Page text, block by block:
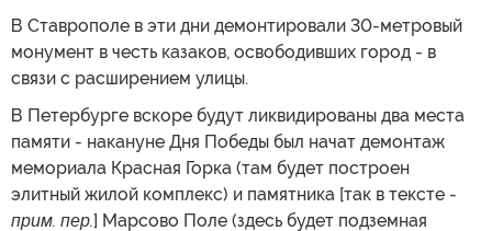
В Ставрополе в эти дни демонтировали 30-метровый
монумент в честь казаков, освободивших город - в
связи с расширением улицы.
В Петербурге вскоре будут ликвидированы два места
памяти - накануне Дня Победы был начат демонтаж
мемориала Красная Горка (там будет построен
элитный жилой комплекс) и памятника [так в тексте -
прим. пер.] Марсово Поле (здесь будет подземная